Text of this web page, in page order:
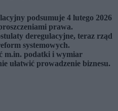
podsumuje 4 lutego 2026
prawa.
deregulacyjne, teraz rząd
systemowych.
m.in. podatki i wymiar
ułatwić prowadzenie biznesu.